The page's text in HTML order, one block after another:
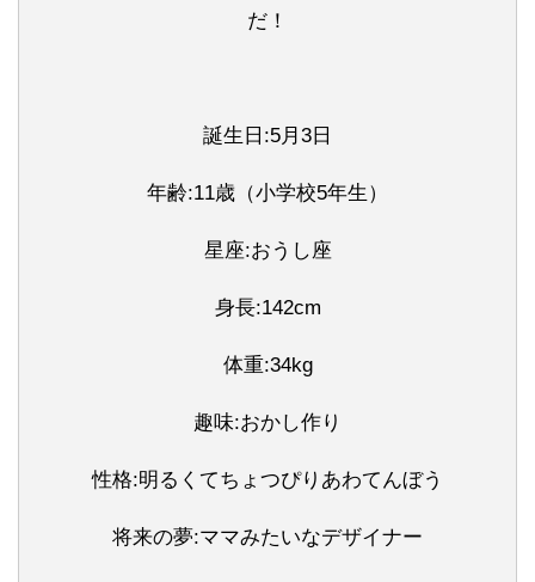
だ！
誕生日:5月3日
年齢:11歳（小学校5年生）
星座:おうし座
身長:142cm
体重:34kg
趣味:おかし作り
性格:明るくてちょつぴりあわてんぼう
将来の夢:ママみたいなデザイナー